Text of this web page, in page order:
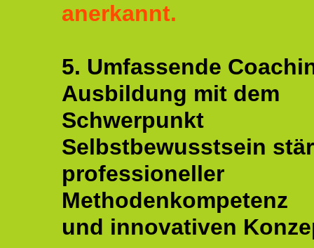
anerkannt.
5. Umfassende
Ausbildung mit dem
Schwerpunkt
Selbstbewusstsein
professioneller
Methodenkompetenz
und innovativen